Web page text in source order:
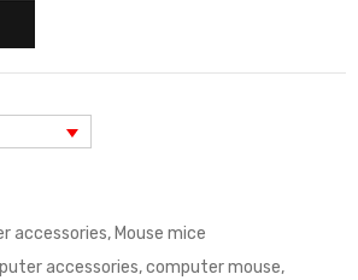
accessories,Mouse mice
accessories,computer mouse,